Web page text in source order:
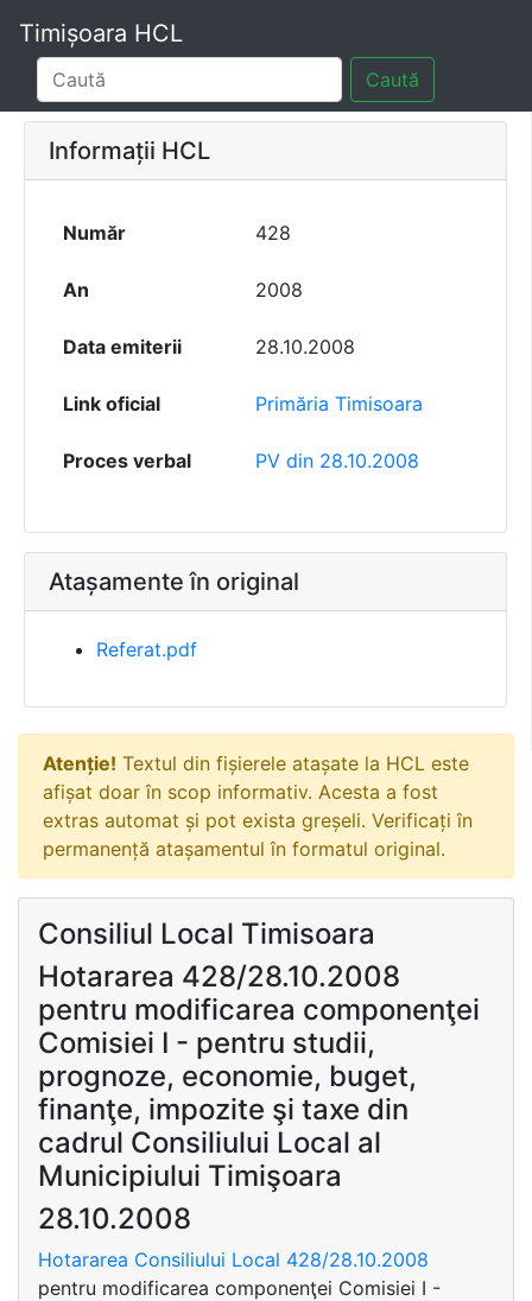
Timișoara HCL
Caută
Informații HCL
Număr 428
An 2008
Data emiterii 28.10.2008
Link oficial Primăria Timisoara
Proces verbal PV din 28.10.2008
Atașamente în original
Referat.pdf
Atenție! Textul din fișierele atașate la HCL este
afișat doar în scop informativ. Acesta a fost
extras automat și pot exista greșeli. Verificați în
permanență atașamentul în formatul original.
Consiliul Local Timisoara
Hotararea 428/28.10.2008
pentru modificarea componenţei
Comisiei I - pentru studii,
prognoze, economie, buget,
finanţe, impozite şi taxe din
cadrul Consiliului Local al
Municipiului Timişoara
28.10.2008
Hotararea Consiliului Local 428/28.10.2008
pentru modificarea componenţei Comisiei I -